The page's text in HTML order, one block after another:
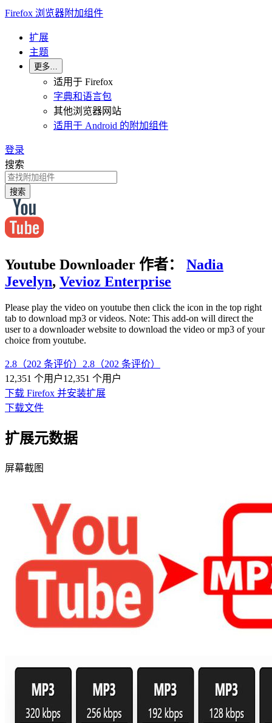
Firefox 浏览器附加组件
扩展
主题
更多…
适用于 Firefox
字典和语言包
其他浏览器网站
适用于 Android 的附加组件
登录
搜索
搜索
Youtube Downloader 作者：
Nadia
Jevelyn, Vevioz Enterprise
Please play the video on youtube then click the icon in the top right
tab to download mp3 or videos. Note: This add-on will direct the
user to a downloader website to download the video or mp3 of your
choice from youtube.
2.8（202 条评价） 2.8（202 条评价）
12,351 个用户12,351 个用户
下载 Firefox 并安装扩展
下载文件
扩展元数据
屏幕截图